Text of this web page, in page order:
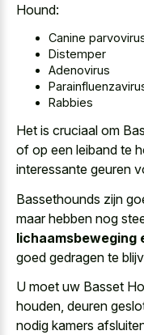
Hound:
Canine
Distemper
Adenovirus
Rabbies
Het is cruciaal om
of op een leiband te
interessante geuren
Bassethounds zijn
maar hebben nog
lichaamsbeweging
goed gedragen te
U moet uw Basset
houden, deuren
nodig kamers